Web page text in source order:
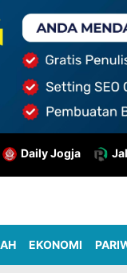
Daily Jogja
EKONOMI